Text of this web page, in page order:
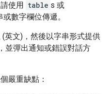
使用
table s 或
數字欄位傳遞。
英文)，然後以字串形式提供
並彈出通知或錯誤對話方
嚴重缺點：